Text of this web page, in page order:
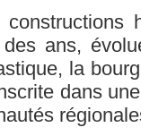
ans,
la
dans